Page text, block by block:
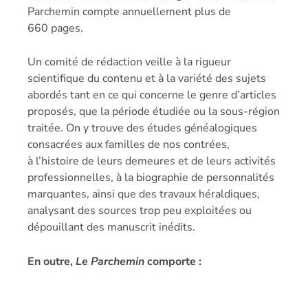
Parchemin compte annuellement plus de
660 pages.
Un comité de rédaction veille à la rigueur
scientifique du contenu et à la variété des sujets
abordés tant en ce qui concerne le genre d’articles
proposés, que la période étudiée ou la sous-région
traitée. On y trouve des études généalogiques
consacrées aux familles de nos contrées,
à l’histoire de leurs demeures et de leurs activités
professionnelles, à la biographie de personnalités
marquantes, ainsi que des travaux héraldiques,
analysant des sources trop peu exploitées ou
dépouillant des manuscrit inédits.
En outre, Le Parchemincomporte :